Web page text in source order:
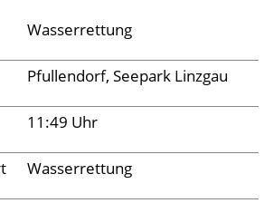
Wasserrettung
Pfullendorf, Seepark Linzgau
11:49 Uhr
Wasserrettung